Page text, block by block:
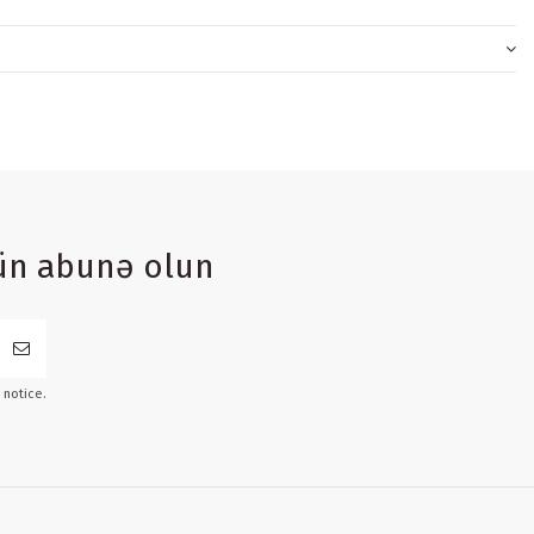
abunə olun
notice.